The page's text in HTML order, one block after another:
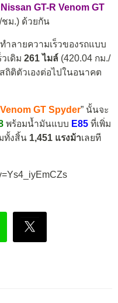
Nissan GT-R Venom GT
ชม.) ด้วยกัน
ำลายความเร็วของรถแบบ
เดิม 261 ไมล์ (420.04 กม./
ถิติตัวเองต่อไปในอนาคต
GT Spyder” นั้นจะ
พร้อมน้ำมันแบบ E85 ที่เพิ่ม
ทั้งสิ้น 1,451 แรงม้าเลยที